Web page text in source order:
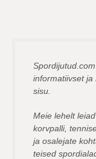
informatiivset ja
sisu.
Meie lehelt
korvpalli,
ja osalejate
teised